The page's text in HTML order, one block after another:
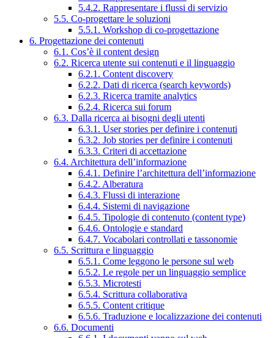
5.4.2. Rappresentare i flussi di servizio
5.5. Co-progettare le soluzioni
5.5.1. Workshop di co-progettazione
6. Progettazione dei contenuti
6.1. Cos’è il content design
6.2. Ricerca utente sui contenuti e il linguaggio
6.2.1. Content discovery
6.2.2. Dati di ricerca (search keywords)
6.2.3. Ricerca tramite analytics
6.2.4. Ricerca sui forum
6.3. Dalla ricerca ai bisogni degli utenti
6.3.1. User stories per definire i contenuti
6.3.2. Job stories per definire i contenuti
6.3.3. Criteri di accettazione
6.4. Architettura dell’informazione
6.4.1. Definire l’architettura dell’informazione
6.4.2. Alberatura
6.4.3. Flussi di interazione
6.4.4. Sistemi di navigazione
6.4.5. Tipologie di contenuto (content type)
6.4.6. Ontologie e standard
6.4.7. Vocabolari controllati e tassonomie
6.5. Scrittura e linguaggio
6.5.1. Come leggono le persone sul web
6.5.2. Le regole per un linguaggio semplice
6.5.3. Microtesti
6.5.4. Scrittura collaborativa
6.5.5. Content critique
6.5.6. Traduzione e localizzazione dei contenuti
6.6. Documenti